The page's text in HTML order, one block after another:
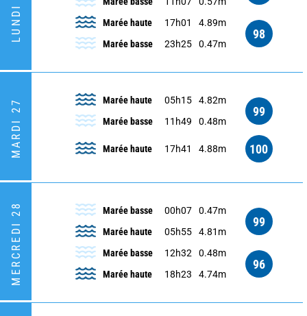
LUNDI 26 Marée haute 17h01
4.89m
Marée basse
23h25 0.47m
98
MARDI 27 Marée haute 05h15
4.82m
Marée basse
11h49 0.48m
99
Marée haute 17h41 4.88m 100
MERCREDI 28 Marée basse 00h07
0.47m
Marée haute
05h55 4.81m
99
Marée basse 12h32
0.48m
Marée haute
18h23 4.74m
96